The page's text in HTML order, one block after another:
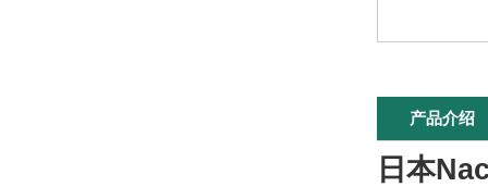
产品介绍
日本